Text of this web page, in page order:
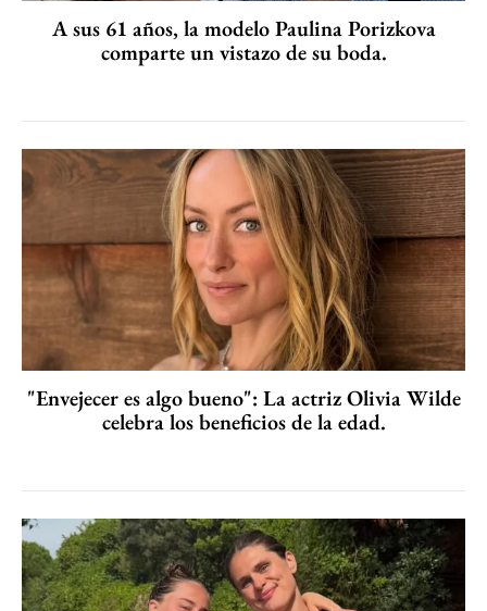
A sus 61 años, la modelo Paulina Porizkova
comparte un vistazo de su boda.
"Envejecer es algo bueno": La actriz Olivia Wilde
celebra los beneficios de la edad.